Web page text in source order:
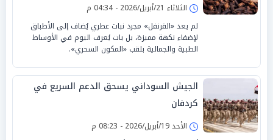
الثلاثاء 21/أبريل/2026 - 04:34 م
لم يعد «القرنفل» مجرد نبات عطري يُضاف إلى الأطباق
لإضفاء نكهة مميزة، بل بات يُعرف اليوم في الأوساط
الطبية والجمالية بلقب «المكون السحري».
الجيش السوداني يسحق الدعم السريع في
كردفان
الأحد 19/أبريل/2026 - 08:23 م